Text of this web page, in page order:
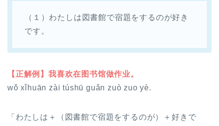
（１）わたしは図書館で宿題をするのが好き
です。
【正解例】我喜欢在图书馆做作业。
wǒ xǐhuān zài túshū guǎn zuò zuo yè.
「わたしは＋（図書館で宿題をするのが）＋好きで